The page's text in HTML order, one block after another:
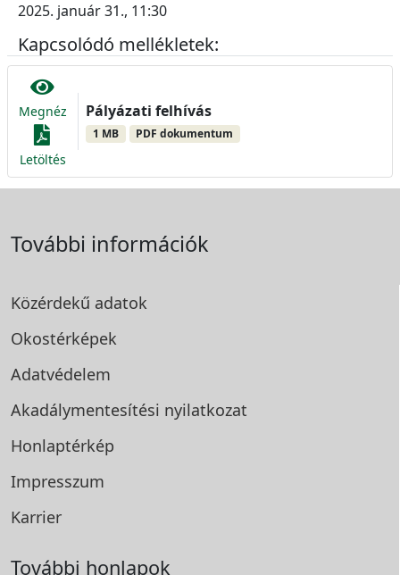
2025. január 31., 11:30
Kapcsolódó mellékletek:
Megnéz
Letöltés
Pályázati felhívás
1 MB PDF dokumentum
További információk
Közérdekű adatok
Okostérképek
Adatvédelem
Akadálymentesítési nyilatkozat
Honlaptérkép
Impresszum
Karrier
További honlapok